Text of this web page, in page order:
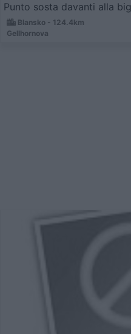
Punto sosta davanti alla
Blansko - 124.4km
Gellhornova